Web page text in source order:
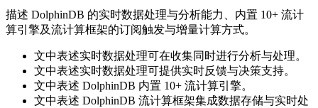
描述 DolphinDB 的实时数据处理与分析能力、内置 10+ 流计
算引擎及流计算框架的订阅触发与增量计算方式。
文中表述实时数据处理可在收集同时进行分析与处理。
文中表述实时数据处理可提供实时反馈与决策支持。
文中表述 DolphinDB 内置 10+ 流计算引擎。
文中表述 DolphinDB 流计算框架集成数据存储与实时处